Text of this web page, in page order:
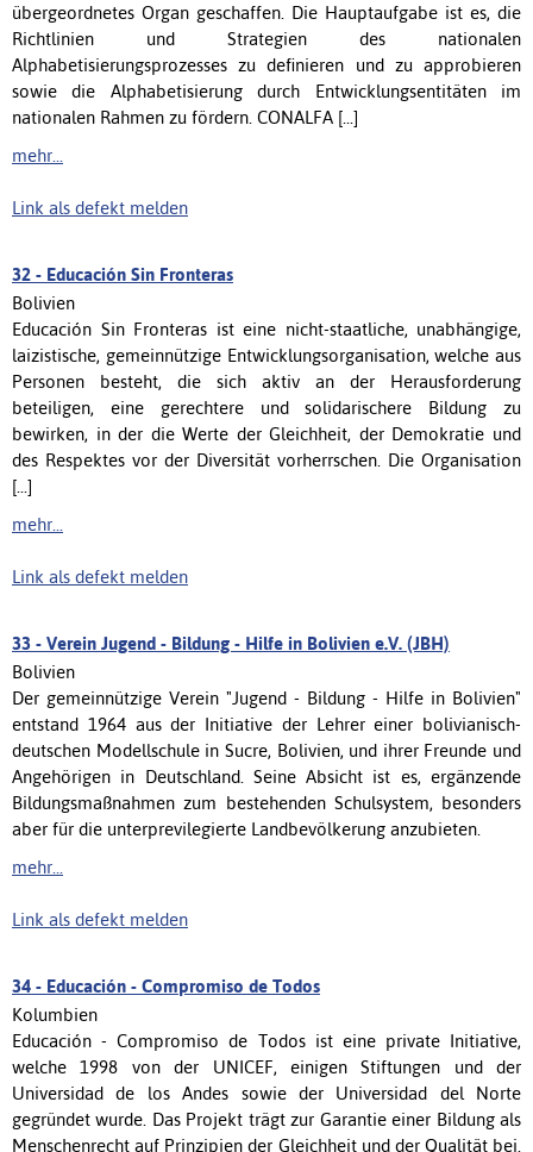
übergeordnetes Organ geschaffen. Die Hauptaufgabe ist es, die
Richtlinien und Strategien des nationalen
Alphabetisierungsprozesses zu definieren und zu approbieren
sowie die Alphabetisierung durch Entwicklungsentitäten im
nationalen Rahmen zu fördern. CONALFA [...]
mehr...
Link als defekt melden
32 - Educación Sin Fronteras
Bolivien
Educación Sin Fronteras ist eine nicht-staatliche, unabhängige,
laizistische, gemeinnützige Entwicklungsorganisation, welche aus
Personen besteht, die sich aktiv an der Herausforderung
beteiligen, eine gerechtere und solidarischere Bildung zu
bewirken, in der die Werte der Gleichheit, der Demokratie und
des Respektes vor der Diversität vorherrschen. Die Organisation
[...]
mehr...
Link als defekt melden
33 - Verein Jugend - Bildung - Hilfe in Bolivien e.V. (JBH)
Bolivien
Der gemeinnützige Verein "Jugend - Bildung - Hilfe in Bolivien"
entstand 1964 aus der Initiative der Lehrer einer bolivianisch-
deutschen Modellschule in Sucre, Bolivien, und ihrer Freunde und
Angehörigen in Deutschland. Seine Absicht ist es, ergänzende
Bildungsmaßnahmen zum bestehenden Schulsystem, besonders
aber für die unterprevilegierte Landbevölkerung anzubieten.
mehr...
Link als defekt melden
34 - Educación - Compromiso de Todos
Kolumbien
Educación - Compromiso de Todos ist eine private Initiative,
welche 1998 von der UNICEF, einigen Stiftungen und der
Universidad de los Andes sowie der Universidad del Norte
gegründet wurde. Das Projekt trägt zur Garantie einer Bildung als
Menschenrecht auf Prinzipien der Gleichheit und der Qualität bei.